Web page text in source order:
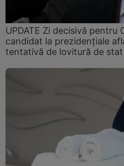
UPDATE Zi decisivă pentru
candidat la prezidențiale
tentativă de lovitură de stat